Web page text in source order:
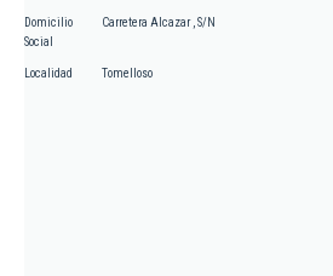
Domicilio
Social
Carretera Alcazar , S/N
Localidad Tomelloso